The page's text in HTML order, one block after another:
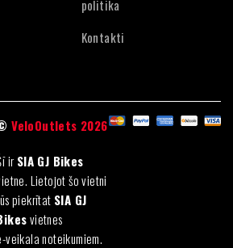
politika
Kontakti
VeloOutlets 2026
irSIA GJ Bikes
Lietojot šo vietni
piekrītat SIA GJ
vietnes
veikala noteikumiem.